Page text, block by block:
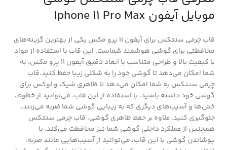
موبایل آیفون Iphone 11 Pro Max
قاب چرمی سنتکس برای آیفون ۱۱ پرو مکس یکی از بهترین گزینه‌های
محافظتی برای گوشی هوشمند شماست. این قاب با استفاده از مواد
با کیفیت بالا و طراحی متناسب با ابعاد دقیق آیفون ۱۱ پرو مکس، به
شما امکان می‌دهد تا گوشی خود را به شکلی زیبا حفظ کنید.قاب
چرمی سنتکس به شما امکان می‌دهد تا ظاهری شیک و لوکس برای
گوشی خود داشته باشید. با استفاده از این قاب، می‌توانید از خطوط،
خش‌ها و آسیب‌های دیگری که به زیبایی گوشی شما ضربه می‌زنند،
جلوگیری کنید. علاوه بر حفظ ظاهری گوشی، قاب چرمی سنتکس
همچنین از عملکرد داخلی گوشی شما نیز محافظت می‌کند. با
پوشاندن گوشی با این قاب، می‌توانید از آسیب‌هایی مانند ضربه،